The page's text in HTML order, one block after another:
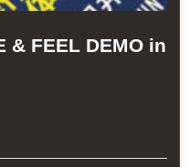
& FEEL DEMO in